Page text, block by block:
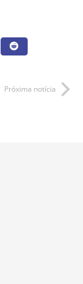
Próxima notícia